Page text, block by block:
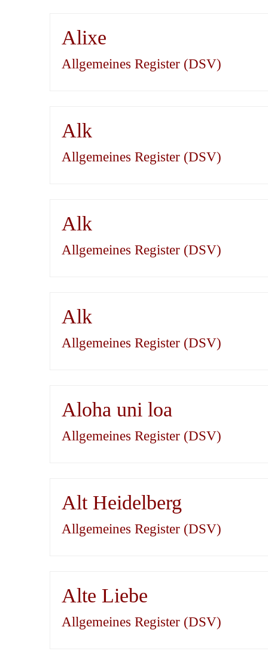
Alixe
Allgemeines Register (DSV)
Alk
Allgemeines Register (DSV)
Alk
Allgemeines Register (DSV)
Alk
Allgemeines Register (DSV)
Aloha uni loa
Allgemeines Register (DSV)
Alt Heidelberg
Allgemeines Register (DSV)
Alte Liebe
Allgemeines Register (DSV)